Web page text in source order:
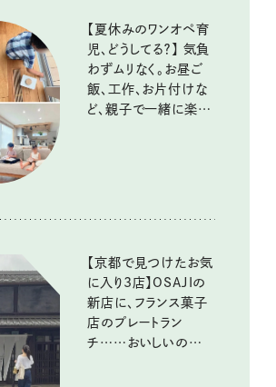
【夏休みのワンオペ育
児、どうしてる？】 気負
わずムリなく。お昼ご
飯、工作、お片付けな
ど、親子で一緒に楽し
【京都で見つけたお気
に入り3店】OSAJIの
新店に、フランス菓子
店のプレートラン
チ……おいしいのんび